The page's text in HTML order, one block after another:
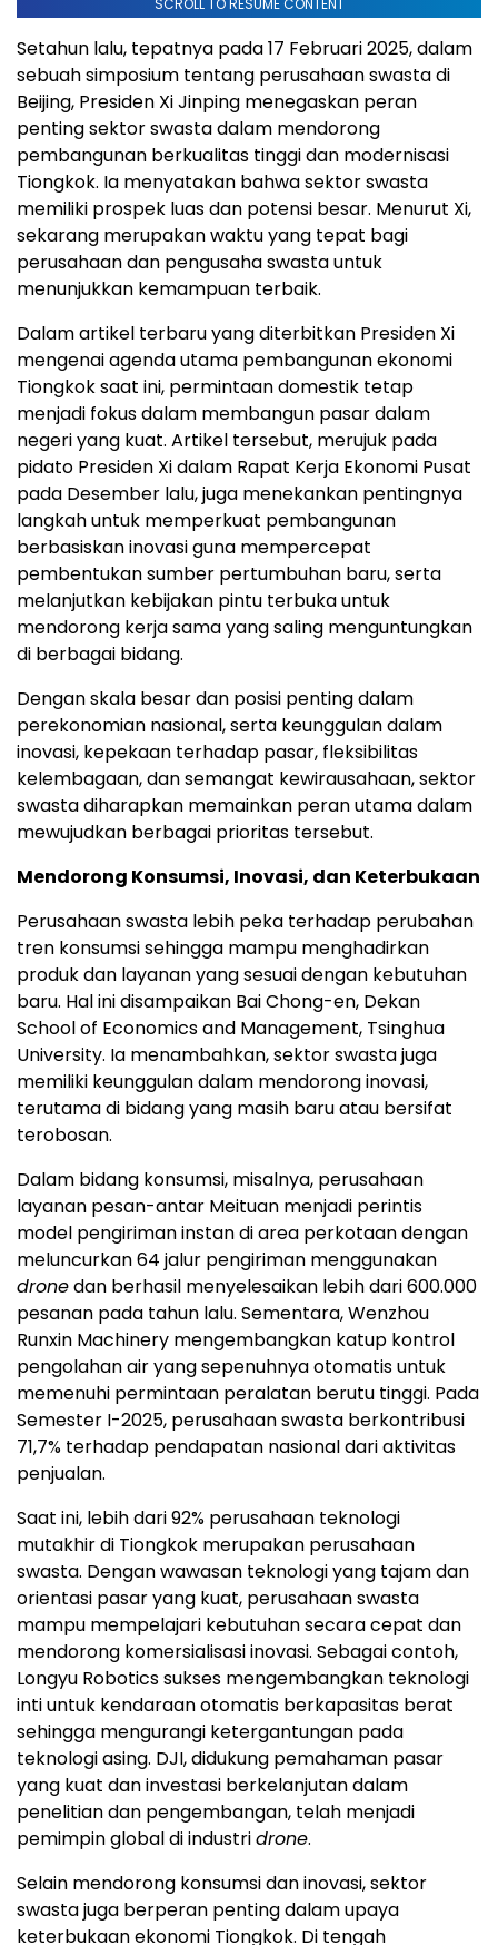
SCROLL TO RESUME CONTENT
Setahun lalu, tepatnya pada 17 Februari 2025, dalam
sebuah simposium tentang perusahaan swasta di
Beijing, Presiden Xi Jinping menegaskan peran
penting sektor swasta dalam mendorong
pembangunan berkualitas tinggi dan modernisasi
Tiongkok. Ia menyatakan bahwa sektor swasta
memiliki prospek luas dan potensi besar. Menurut Xi,
sekarang merupakan waktu yang tepat bagi
perusahaan dan pengusaha swasta untuk
menunjukkan kemampuan terbaik.
Dalam artikel terbaru yang diterbitkan Presiden Xi
mengenai agenda utama pembangunan ekonomi
Tiongkok saat ini, permintaan domestik tetap
menjadi fokus dalam membangun pasar dalam
negeri yang kuat. Artikel tersebut, merujuk pada
pidato Presiden Xi dalam Rapat Kerja Ekonomi Pusat
pada Desember lalu, juga menekankan pentingnya
langkah untuk memperkuat pembangunan
berbasiskan inovasi guna mempercepat
pembentukan sumber pertumbuhan baru, serta
melanjutkan kebijakan pintu terbuka untuk
mendorong kerja sama yang saling menguntungkan
di berbagai bidang.
Dengan skala besar dan posisi penting dalam
perekonomian nasional, serta keunggulan dalam
inovasi, kepekaan terhadap pasar, fleksibilitas
kelembagaan, dan semangat kewirausahaan, sektor
swasta diharapkan memainkan peran utama dalam
mewujudkan berbagai prioritas tersebut.
Mendorong Konsumsi, Inovasi, dan Keterbukaan
Perusahaan swasta lebih peka terhadap perubahan
tren konsumsi sehingga mampu menghadirkan
produk dan layanan yang sesuai dengan kebutuhan
baru. Hal ini disampaikan Bai Chong-en, Dekan
School of Economics and Management, Tsinghua
University. Ia menambahkan, sektor swasta juga
memiliki keunggulan dalam mendorong inovasi,
terutama di bidang yang masih baru atau bersifat
terobosan.
Dalam bidang konsumsi, misalnya, perusahaan
layanan pesan-antar Meituan menjadi perintis
model pengiriman instan di area perkotaan dengan
meluncurkan 64 jalur pengiriman menggunakan
dronedan berhasil menyelesaikan lebih dari 600.000
pesanan pada tahun lalu. Sementara, Wenzhou
Runxin Machinery mengembangkan katup kontrol
pengolahan air yang sepenuhnya otomatis untuk
memenuhi permintaan peralatan berutu tinggi. Pada
Semester I-2025, perusahaan swasta berkontribusi
71,7% terhadap pendapatan nasional dari aktivitas
penjualan.
Saat ini, lebih dari 92% perusahaan teknologi
mutakhir di Tiongkok merupakan perusahaan
swasta. Dengan wawasan teknologi yang tajam dan
orientasi pasar yang kuat, perusahaan swasta
mampu mempelajari kebutuhan secara cepat dan
mendorong komersialisasi inovasi. Sebagai contoh,
Longyu Robotics sukses mengembangkan teknologi
inti untuk kendaraan otomatis berkapasitas berat
sehingga mengurangi ketergantungan pada
teknologi asing. DJI, didukung pemahaman pasar
yang kuat dan investasi berkelanjutan dalam
penelitian dan pengembangan, telah menjadi
pemimpin global di industridrone.
Selain mendorong konsumsi dan inovasi, sektor
swasta juga berperan penting dalam upaya
keterbukaan ekonomi Tiongkok. Di tengah